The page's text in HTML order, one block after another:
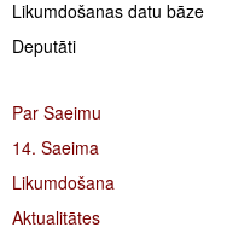
Likumdošanas datu bāze
Deputāti
Par Saeimu
14. Saeima
Likumdošana
Aktualitātes